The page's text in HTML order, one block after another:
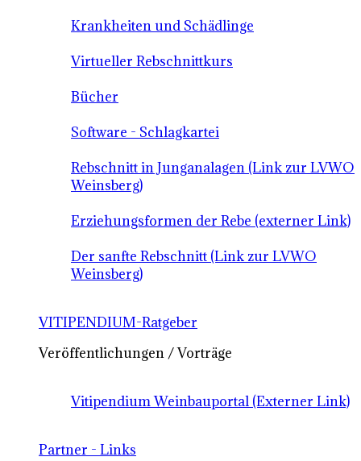
Krankheiten und Schädlinge
Virtueller Rebschnittkurs
Bücher
Software - Schlagkartei
Rebschnitt in Junganalagen (Link zur LVWO
Weinsberg)
Erziehungsformen der Rebe (externer Link)
Der sanfte Rebschnitt (Link zur LVWO
Weinsberg)
VITIPENDIUM-Ratgeber
Veröffentlichungen / Vorträge
Vitipendium Weinbauportal (Externer Link)
Partner - Links